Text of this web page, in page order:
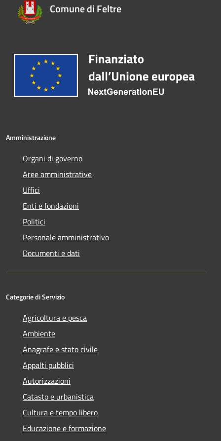
Comune di Feltre
Amministrazione
Organi di governo
Aree amministrative
Uffici
Enti e fondazioni
Politici
Personale amministrativo
Documenti e dati
Categorie di Servizio
Agricoltura e pesca
Ambiente
Anagrafe e stato civile
Appalti pubblici
Autorizzazioni
Catasto e urbanistica
Cultura e tempo libero
Educazione e formazione